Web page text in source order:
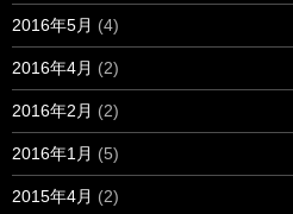
2016年5月 (4)
2016年4月 (2)
2016年2月 (2)
2016年1月 (5)
2015年4月 (2)